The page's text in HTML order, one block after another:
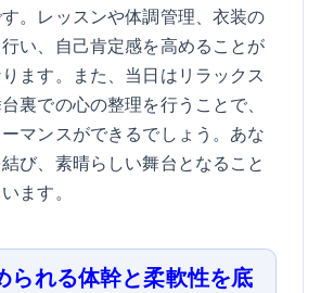
。レッスンや体調管理、衣装の
い、自己肯定感を高めることが
ます。また、当日はリラックス
裏での心の整理を行うことで、
マンスができるでしょう。あな
び、素晴らしい舞台となること
ます。
られる体幹と柔軟性を底